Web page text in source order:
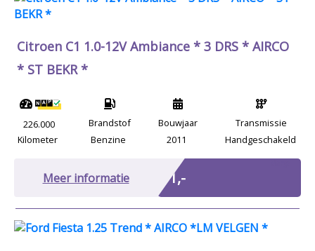
Citroen C1 1.0-12V Ambiance * 3 DRS * AIRCO
* ST BEKR *
226.000
Kilometer
Brandstof
Benzine
Bouwjaar
2011
Transmissie
Handgeschakeld
Meer informatie € 1,-